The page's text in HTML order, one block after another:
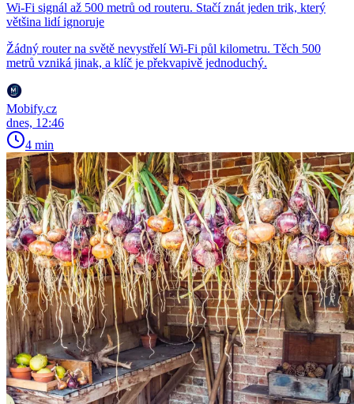
Wi-Fi signál až 500 metrů od routeru. Stačí znát jeden trik, který
většina lidí ignoruje
Žádný router na světě nevystřelí Wi-Fi půl kilometru. Těch 500
metrů vzniká jinak, a klíč je překvapivě jednoduchý.
Mobify.cz
dnes, 12:46
4 min